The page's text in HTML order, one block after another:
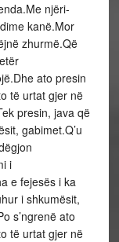
njëri-
kanë.Mor
zhurmë.Që
ato presin
të urtat gjer në
presin, java që
gabimet.Q’u
i
e fejesës i ka
i shkumësit,
s’ngrenë ato
të urtat gjer në